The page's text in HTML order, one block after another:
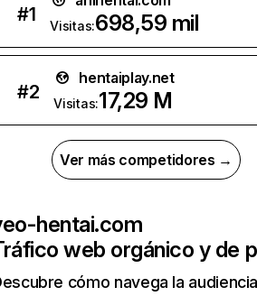
#1
Visitas:698,59 mil
#2
hentaiplay.net
Visitas:17,29 M
Ver más competidores →
hentai.com
web orgánico y de
cómo navega la